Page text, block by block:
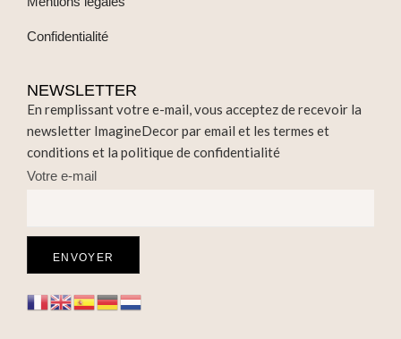
Confidentialité
NEWSLETTER
En remplissant votre e-mail, vous acceptez de recevoir la
newsletter ImagineDecor par email et les termes et
conditions et la politique de confidentialité
Votre e-mail